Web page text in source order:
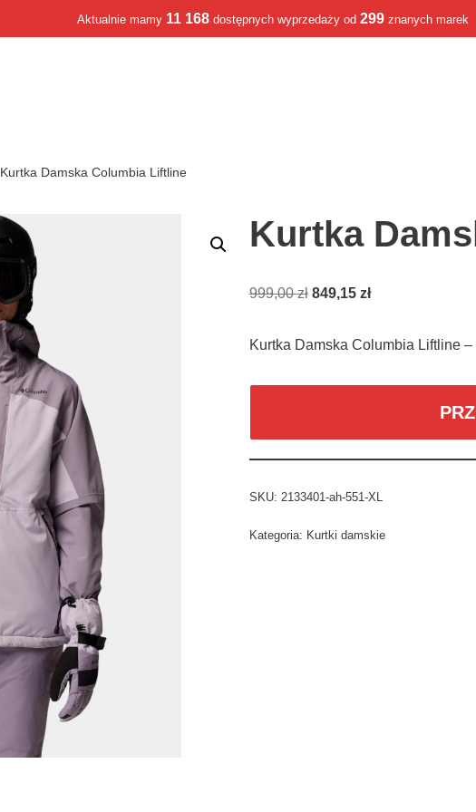
Aktualnie mamy 11 168 dostępnych wyprzedaży od 299 znanych marek
Kurtka Damska Columbia Liftline
Kurtka
999,00zł 849,15 zł
Kurtka Damska Columbia Liftline
SKU: 2133401-ah-551-XL
Kategoria: Kurtki damskie